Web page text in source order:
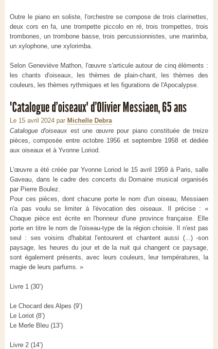
Outre le piano en soliste, l'orchestre se compose de trois clarinettes,
deux cors en fa, une trompette piccolo en ré, trois trompettes, trois
trombones, un trombone basse, trois percussionnistes, une marimba,
un xylophone, une xylorimba.
Selon Geneviève Mathon, l'œuvre s'articule autour de cinq éléments :
les chants d'oiseaux, les thèmes de plain-chant, les thèmes des
couleurs, les thèmes rythmiques et les figurations de l'Apocalypse.
"Catalogue d’oiseaux" d’Olivier Messiaen, 65 ans
Le 15 avril 2024 par Michelle Debra
Catalogue d'oiseaux est une œuvre pour piano constituée de treize
pièces, composée entre octobre 1956 et septembre 1958 et dédiée
aux oiseaux et à Yvonne Loriod.
L'œuvre a été créée par Yvonne Loriod le 15 avril 1959 à Paris, salle
Gaveau, dans le cadre des concerts du Domaine musical organisés
par Pierre Boulez.
Pour ces pièces, dont chacune porte le nom d'un oiseau, Messiaen
n'a pas voulu se limiter à l'évocation des oiseaux. Il précise : «
Chaque pièce est écrite en l'honneur d'une province française. Elle
porte en titre le nom de l'oiseau-type de la région choisie. Il n'est pas
seul : ses voisins d'habitat l'entourent et chantent aussi (...) -son
paysage, les heures du jour et de la nuit qui changent ce paysage,
sont également présents, avec leurs couleurs, leur températures, la
magie de leurs parfums. »
Livre 1 (30’)
Le Chocard des Alpes (9’)
Le Loriot (8’)
Le Merle Bleu (13’)
Livre 2 (14’)